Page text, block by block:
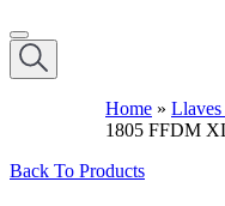
Home » Llaves
1805 FFDM
Back To Products